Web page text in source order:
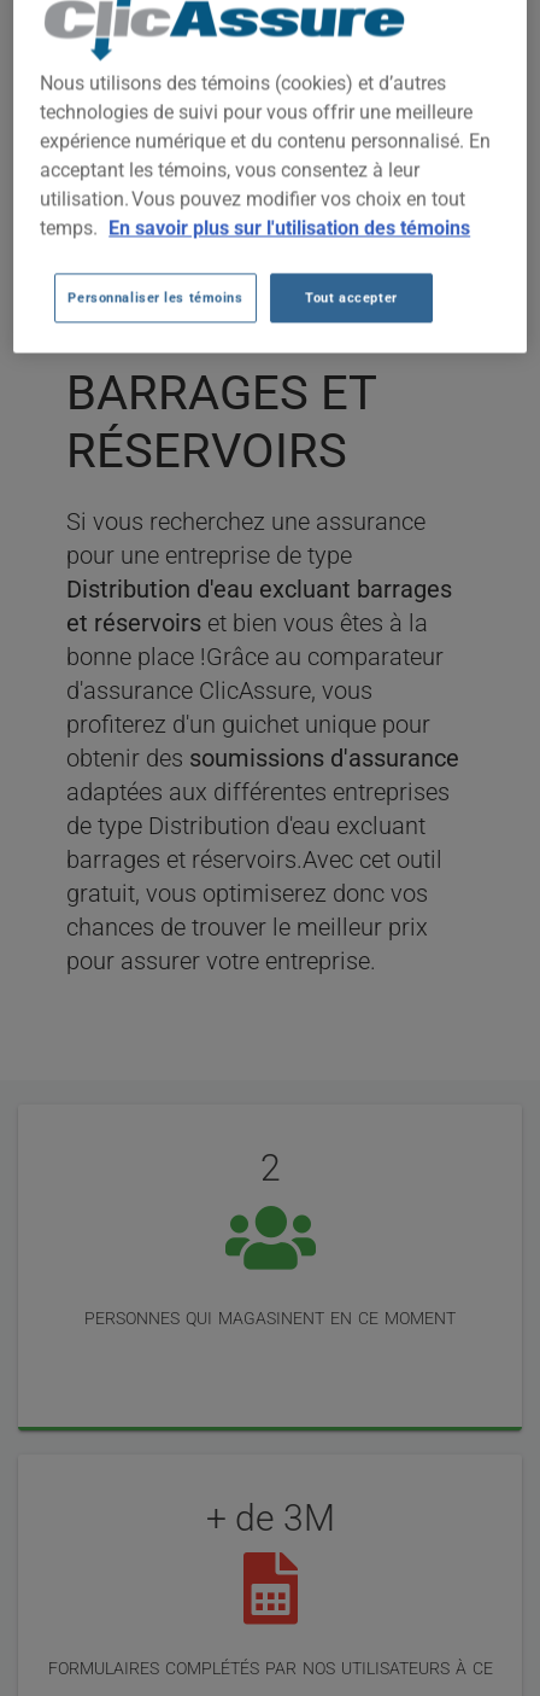
ASSURANCE
ENTREPRISE
DISTRIBUTION
D'EAU EXCLUANT
BARRAGES ET
RÉSERVOIRS
Si vous recherchez une assurance
pour une entreprise de type
Distribution d'eau excluant barrages
et réservoirs et bien vous êtes à la
bonne place !Grâce au comparateur
d'assurance ClicAssure, vous
profiterez d'un guichet unique pour
obtenir des soumissions d'assurance
adaptées aux différentes entreprises
de type Distribution d'eau excluant
barrages et réservoirs.Avec cet outil
gratuit, vous optimiserez donc vos
chances de trouver le meilleur prix
pour assurer votre entreprise.
Confidentialité
Utilisation des témoins
2
personnes qui magasinent en ce moment
+ de 3M
formulaires complétés par nos utilisateurs à ce
Nous utilisons des témoins (cookies) et d’autres
technologies de suivi pour vous offrir une meilleure
expérience numérique et du contenu personnalisé. En
acceptant les témoins, vous consentez à leur
utilisation. Vous pouvez modifier vos choix en tout
temps. En savoir plus sur l'utilisation des témoins
Personnaliser les témoins Tout accepter